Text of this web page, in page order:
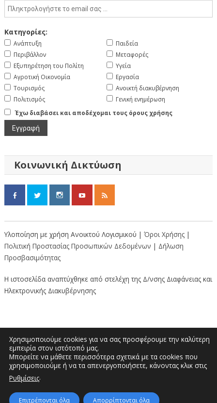
Κατηγορίες:
Ανάπτυξη
Περιβάλλον
Εξυπηρέτηση του Πολίτη
Αγροτική Οικονομία
Τουρισμός
Πολιτισμός
Παιδεία
Μεταφορές
Υγεία
Εργασία
Ανοικτή διακυβέρνηση
Γενική ενημέρωση
Έχω διαβάσει και αποδέχομαι τους όρους χρήσης
Κοινωνική Δικτύωση
Υλοποίηση με χρήση Ανοικτού Λογισμικού | Όροι Χρήσης |
Πολιτική Προστασίας Προσωπικών Δεδομένων | Δήλωση
Προσβασιμότητας
Η ιστοσελίδα αναπτύχθηκε από στελέχη της Δ/νσης Διαφάνειας και
Ηλεκτρονικής Διακυβέρνησης
Διοικητήριο “Κώστας Ταλιαδούρης” |
Τηλέφωνο: 2462353333, 2462353370 | E-
Χρησιμοποιούμε cookies για να σας προσφέρουμε την καλύτερη
εμπειρία στον ιστότοπό μας.
Μπορείτε να μάθετε περισσότερα σχετικά με τα cookies που
χρησιμοποιούμε ή να τα απενεργοποιήσετε, κάνοντας κλικ στις
Ρυθμίσεις.
Επιτρέπονται όλα Απορρίπτονται όλα